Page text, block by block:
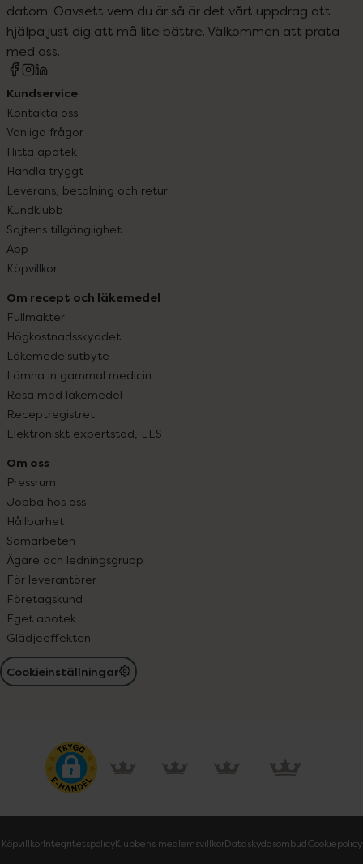
datorn. Oavsett vem du är så är det vårt uppdrag att
hjälpa just dig att må lite bättre. Välkommen att prata
med oss.
Kundservice
Kontakta oss
Vanliga frågor
Hitta apotek
Handla tryggt
Leverans, betalning och retur
Kundklubb
Sajtens tillgänglighet
App
Köpvillkor
Om recept och läkemedel
Fullmakter
Högkostnadsskyddet
Läkemedelsutbyte
Lämna in gammal medicin
Resa med läkemedel
Receptregistret
Elektroniskt expertstöd, EES
Om oss
Pressrum
Jobba hos oss
Hållbarhet
Samarbeten
Ägare och ledningsgrupp
För leverantörer
Företagskund
Eget apotek
Glädjeeffekten
Cookieinställningar
KöpvillkorIntegritetspolicyKlubbens medlemsvillkorDataskyddsombudCookiepolicy